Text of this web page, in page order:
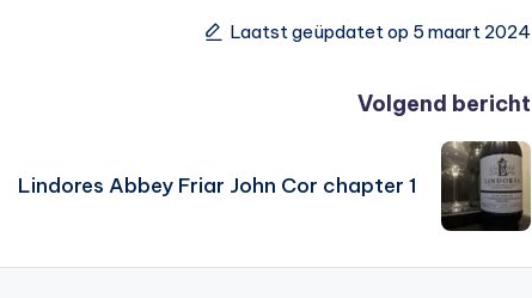
Laatst geüpdatet op 5 maart 2024
Volgend bericht
Lindores Abbey Friar John Cor chapter 1